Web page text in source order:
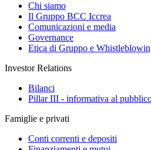
Chi siamo
Il Gruppo BCC Iccrea
Comunicazioni e media
Governance
Etica di Gruppo e
Investor Relations
Bilanci
Pillar III - informativa al
Famiglie e privati
Conti correnti e depositi